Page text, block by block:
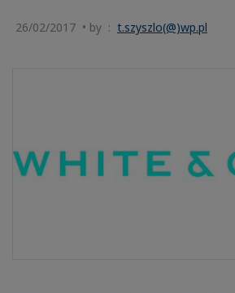
26/02/2017 • by : t.szyszlo(@)wp.pl